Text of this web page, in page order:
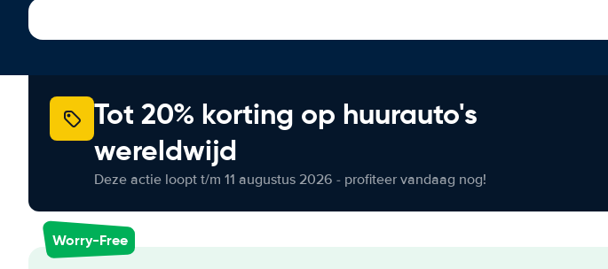
Tot 20% korting op huurauto's
wereldwijd
Deze actie loopt t/m 11 augustus 2026 - profiteer vandaag nog!
Worry-Free